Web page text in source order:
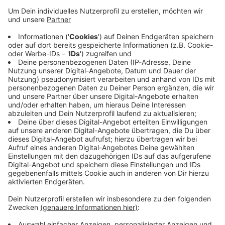
Essener Landgericht gegen den Angeklagten aus
eine zweijährige Bewährungsstrafe. Das Gericht
verhängte die Strafen wegen gefährlicher
Körperverletzung. Die Staatsanwaltschaft hatte sie
wegen versuchten Mordes angeklagt. Dieser
Tatvorwurf hatte vor Gericht keinen Bestand. Die
Angeklagten hatten laut Staatsanwaltschaft im
vergangenen März mit Messern auf ihren Gegner
eingestochen. Der Hauptangeklagte war nach der Tat
einige Tage auf der Flucht, bevor er sich stellte.
Anzeige